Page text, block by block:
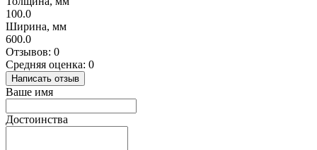
100.0
Ширина, мм
600.0
Отзывов: 0
Средняя оценка: 0
Написать отзыв
Ваше имя
Достоинства